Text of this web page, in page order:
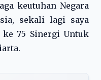
keutuhan Negara
sekali lagi saya
ke 75 Sinergi Untuk